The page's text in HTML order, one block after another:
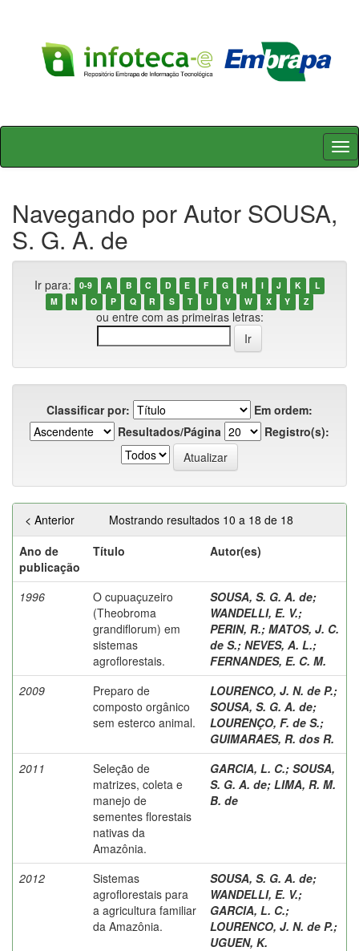
Skip
Navegando por Autor SOUSA,
S. G. A. de
Ir para: 0-9 A B C D E F G H I J K
L
M
N O P Q R S T U V W X Y Z
ou entre com as primeiras letras:
Classificar por:
Em ordem:
Resultados/Página
Registro(s):
Mostrando resultados 10 a 18 de 18
< Anterior
Ano de
publicação
Título Autor(es)
1996
O cupuaçuzeiro
(Theobroma
grandiflorum) em
sistemas
agroflorestais.
SOUSA, S. G. A. de;
WANDELLI, E. V.;
PERIN, R.; MATOS, J. C.
de S.; NEVES, A. L.;
FERNANDES, E. C. M.
2009
Preparo de
composto orgânico
sem esterco animal.
LOURENCO, J. N. de P.;
SOUSA, S. G. A. de;
LOURENÇO, F. de S.;
GUIMARAES, R. dos R.
2011
Seleção de
matrizes, coleta e
manejo de
sementes florestais
nativas da
Amazônia.
GARCIA, L. C.; SOUSA,
S. G. A. de; LIMA, R. M.
B. de
2012
Sistemas
agroflorestais para
a agricultura familiar
da Amazônia.
SOUSA, S. G. A. de;
WANDELLI, E. V.;
GARCIA, L. C.;
LOURENCO, J. N. de P.;
UGUEN, K.